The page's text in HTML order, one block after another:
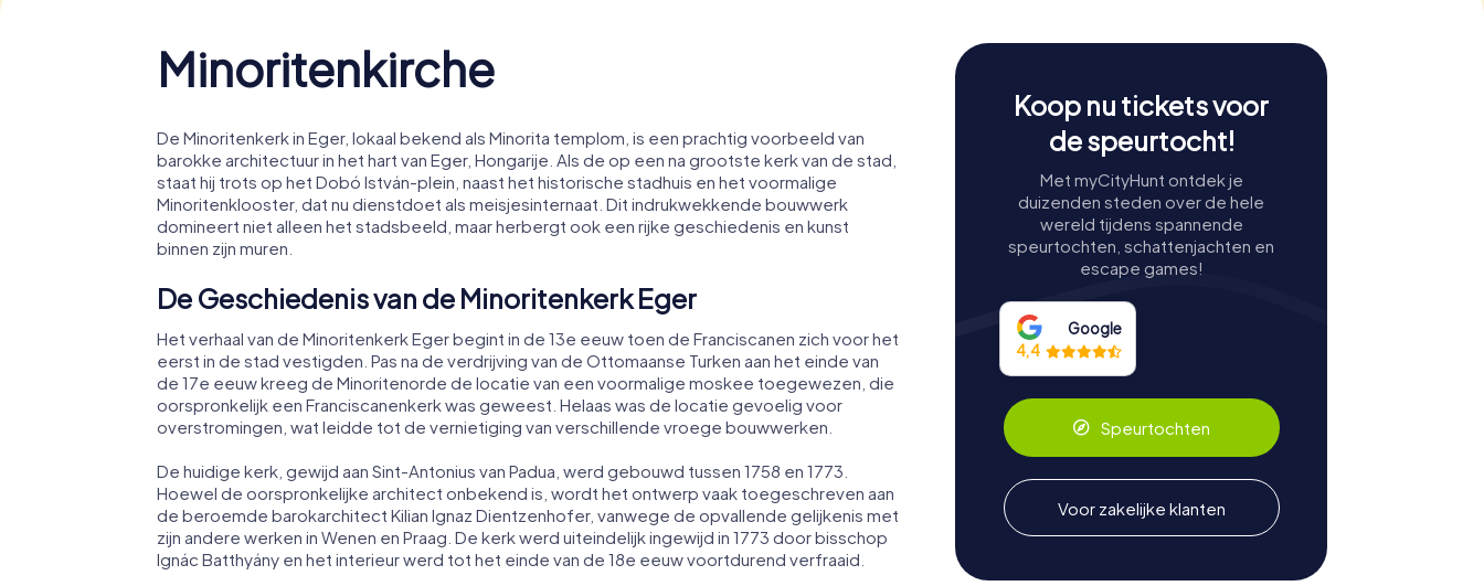
Minoritenkirche
De Minoritenkerk in Eger, lokaal bekend als Minorita templom, is een prachtig voorbeeld van
barokke architectuur in het hart van Eger, Hongarije. Als de op een na grootste kerk van de stad,
staat hij trots op het Dobó István-plein, naast het historische stadhuis en het voormalige
Minoritenklooster, dat nu dienstdoet als meisjesinternaat. Dit indrukwekkende bouwwerk
domineert niet alleen het stadsbeeld, maar herbergt ook een rijke geschiedenis en kunst
binnen zijn muren.
De Geschiedenis van de Minoritenkerk Eger
Het verhaal van de Minoritenkerk Eger begint in de 13e eeuw toen de Franciscanen zich voor het
eerst in de stad vestigden. Pas na de verdrijving van de Ottomaanse Turken aan het einde van
de 17e eeuw kreeg de Minoritenorde de locatie van een voormalige moskee toegewezen, die
oorspronkelijk een Franciscanenkerk was geweest. Helaas was de locatie gevoelig voor
overstromingen, wat leidde tot de vernietiging van verschillende vroege bouwwerken.
De huidige kerk, gewijd aan Sint-Antonius van Padua, werd gebouwd tussen 1758 en 1773.
Hoewel de oorspronkelijke architect onbekend is, wordt het ontwerp vaak toegeschreven aan
de beroemde barokarchitect Kilian Ignaz Dientzenhofer, vanwege de opvallende gelijkenis met
zijn andere werken in Wenen en Praag. De kerk werd uiteindelijk ingewijd in 1773 door bisschop
Ignác Batthyány en het interieur werd tot het einde van de 18e eeuw voortdurend verfraaid.
Koop nu tickets voor
de speurtocht!
Met myCityHunt ontdek je
duizenden steden over de hele
wereld tijdens spannende
speurtochten, schattenjachten en
escape games!
Google
4,4
Speurtochten
Voor zakelijke klanten